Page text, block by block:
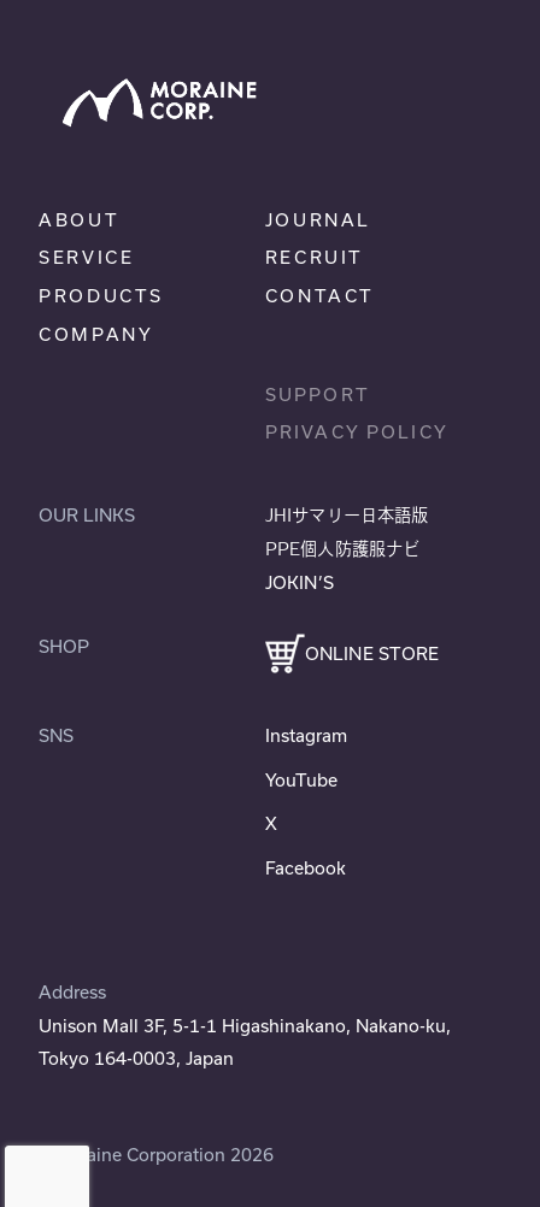
ABOUT
SERVICE
PRODUCTS
COMPANY
JOURNAL
RECRUIT
CONTACT
SUPPORT
PRIVACY POLICY
OUR LINKS
JHIサマリー日本語版
PPE個人防護服ナビ
JOKIN’S
SHOP ONLINE STORE
SNS Instagram
YouTube
X
Facebook
Address
Unison Mall 3F, 5-1-1 Higashinakano, Nakano-ku,
Tokyo 164-0003, Japan
©Moraine Corporation 2026